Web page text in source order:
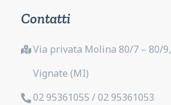
Contatti
Via privata Molina 80/7 – 80/9,
Vignate (MI)
02 95361055 / 02 95361053